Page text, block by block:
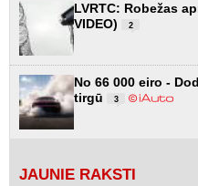
LVRTC: Robežas
VIDEO)
2
No 66 000 eiro -
tirgū
3
JAUNIE RAKSTI